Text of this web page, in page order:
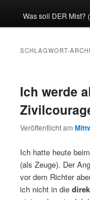
Inhalt
sekundären
Was soll DER Mist?
SCHLAGWORT-
Ich werde
Veröffentlicht am
Ich hatte heute
(als Zeuge). Der
vor dem Richter
ich nicht in die